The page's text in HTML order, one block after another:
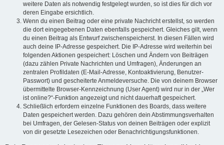
weitere Daten als notwendig festgelegt wurden, so ist dies für dich vor
deren Eingabe ersichtlich.
Wenn du einen Beitrag oder eine private Nachricht erstellst, so werden
die dort eingegebenen Daten ebenfalls gespeichert. Gleiches gilt, wenn
du einen Beitrag als Entwurf zwischenspeicherst. In diesen Fällen wird
auch deine IP-Adresse gespeichert. Die IP-Adresse wird weiterhin bei
folgenden Aktionen gespeichert: Löschen und Ändern von Beiträgen
(dazu zählen Private Nachrichten und Umfragen), Änderungen an
zentralen Profildaten (E-Mail-Adresse, Kontoaktivierung, Benutzer-
Passwort) und gescheiterte Anmeldeversuche. Die von deinem Browser
übermittelte Browser-Kennzeichnung (User Agent) wird nur in der „Wer
ist online?“-Funktion angezeigt und nicht dauerhaft gespeichert.
Schließlich erfordern einzelne Funktionen des Boards, dass weitere
Daten gespeichert werden. Dazu gehören dein Abstimmungsverhalten
bei Umfragen, der Gelesen-Status von deinen Beiträgen oder explizit
von dir gesetzte Lesezeichen oder Benachrichtigungsfunktionen.